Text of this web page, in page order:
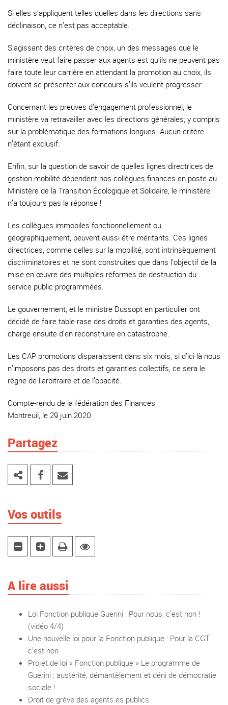
Si elles s’appliquent telles quelles dans les directions sans
déclinaison, ce n’est pas acceptable.
S’agissant des critères de choix, un des messages que le
ministère veut faire passer aux agents est qu’ils ne peuvent pas
faire toute leur carrière en attendant la promotion au choix, ils
doivent se présenter aux concours s’ils veulent progresser.
Concernant les preuves d’engagement professionnel, le
ministère va retravailler avec les directions générales, y compris
sur la problématique des formations longues. Aucun critère
n’étant exclusif.
Enfin, sur la question de savoir de quelles lignes directrices de
gestion mobilité dépendent nos collègues finances en poste au
Ministère de la Transition Écologique et Solidaire, le ministère
n’a toujours pas la réponse !
Les collègues immobiles fonctionnellement ou
géographiquement, peuvent aussi être méritants. Ces lignes
directrices, comme celles sur la mobilité, sont intrinsèquement
discriminatoires et ne sont construites que dans l’objectif de la
mise en œuvre des multiples réformes de destruction du
service public programmées.
Le gouvernement, et le ministre Dussopt en particulier ont
décidé de faire table rase des droits et garanties des agents,
charge ensuite d’en reconstruire en catastrophe.
Les CAP promotions disparaissent dans six mois, si d’ici là nous
n’imposons pas des droits et garanties collectifs, ce sera le
règne de l’arbitraire et de l’opacité.
Compte-rendu de la fédération des Finances
Montreuil, le 29 juin 2020.
Partagez
Vos outils
A lire aussi
Loi Fonction publique Guerini : Pour nous, c’est non !
(vidéo 4/4)
Une nouvelle loi pour la Fonction publique : Pour la CGT
c’est non
Projet de loi « Fonction publique » Le programme de
Guerini : austérité, démantèlement et déni de démocratie
sociale !
Droit de grève des agents.es publics.